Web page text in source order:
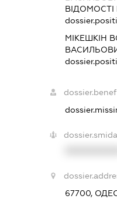
ВІДОМОСТІ
МІКЕШКІН
67700,